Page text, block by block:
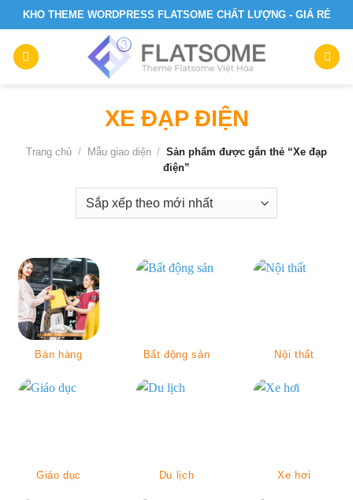
Skip
to
content
KHO THEME WORDPRESS FLATSOME CHẤT LƯỢNG - GIÁ RẺ
XE ĐẠP ĐIỆN
Trang chủ / Mẫu giao diện / Sản phẩm được gắn thẻ “Xe đạp
điện”
Bán hàng Bất động sản Nội thất
Giáo dục Du lịch Xe hơi